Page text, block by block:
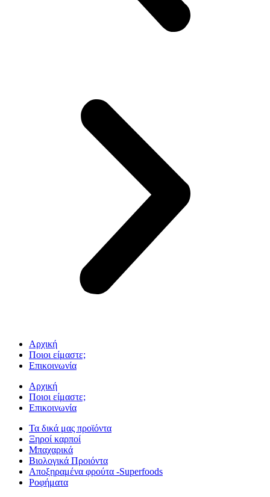
Αρχική
Ποιοι είμαστε;
Επικοινωνία
Αρχική
Ποιοι είμαστε;
Επικοινωνία
Τα δικά μας προϊόντα
Ξηροί καρποί
Μπαχαρικά
Βιολογικά Προιόντα
Αποξηραμένα φρούτα -Superfoods
Ροφήματα